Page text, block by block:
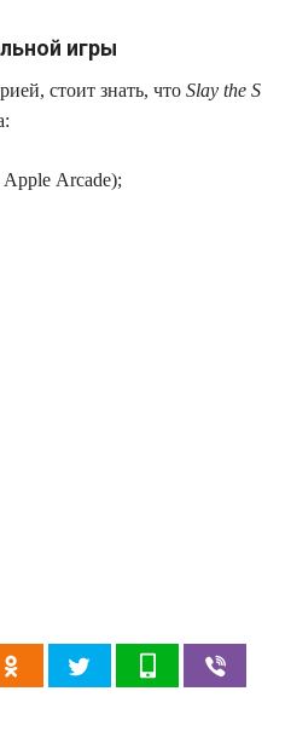
игры
стоит знать, что Slay the S
Arcade);